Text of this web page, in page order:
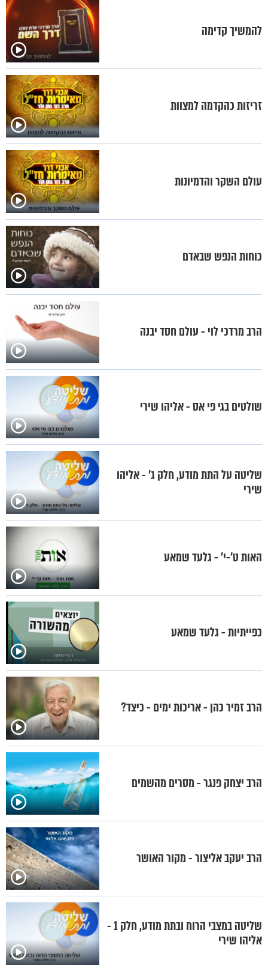
להמשיך קדימה
זריזות כהקדמה למצוות
עולם השקר והדמיונות
כוחות הנפש שבאדם
הרב מרדכי לוי - עולם חסד יבנה
שולטים בגי פי אס - אליהו שירי
שליטה על התת מודע, חלק ג’ - אליהו
שירי
האות ט’-י’ - גלעד שמאע
כפייתיות - גלעד שמאע
הרב זמיר כהן - אריכות ימים - כיצד?
הרב יצחק פנגר - מסרים מהשמים
הרב יעקב אליצור - מקור האושר
שליטה במצבי הרוח ובתת מודע, חלק 1 -
אליהו שירי